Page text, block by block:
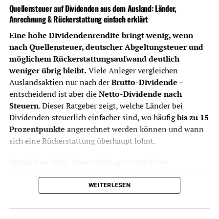
Depotführung,
Handelsplatzgebühren,
Sparplankosten und
Währungsumrechnung zählen.
Dividendenabrechnung
Ein gutes Dividenden-Depot sollte
Ausschüttungen, Steuern und Erträge
übersichtlich dokumentieren.
Quellensteuer
Bei Auslandsdividenden ist wichtig, ob
der Broker Quellensteuer sauber
ausweist, anrechenbare Beträge
berücksichtigt und nötige Unterlagen
bereitstellt.
spanische, japanische oder US-Aktien
sind Handelsplätze, Währung und
Quellensteuer auf Dividenden aus dem Ausland: Länder,
Anrechnung & Rückerstattung einfach erklärt
Eine hohe Dividendenrendite bringt wenig, wenn
nach Quellensteuer, deutscher Abgeltungsteuer und
möglichem Rückerstattungsaufwand deutlich
weniger übrig bleibt. Viele Anleger vergleichen
Auslandsaktien nur nach derBrutto-Dividende –
entscheidend ist aber dieNetto-Dividende nach
Steuern. Dieser Ratgeber zeigt, welche Länder bei
Dividenden steuerlich einfacher sind, wo häufigbis zu 15
Prozentpunkte angerechnet werden können und wann
sich eine Rückerstattung überhaupt lohnt.
für Privatanleger mit Depot in Deutschland.
Das Wichtigste zur Quellensteuer
WEITERLESEN